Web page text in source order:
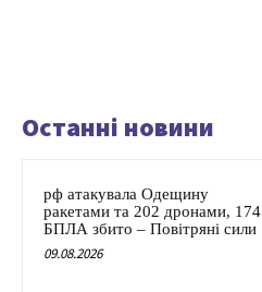
Останні новини
рф атакувала Одещину
ракетами та 202 дронами, 174
БПЛА збито – Повітряні сили
09.08.2026